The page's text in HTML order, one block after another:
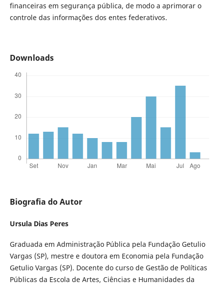
financeiras em segurança pública, de modo a aprimorar o
controle das informações dos entes federativos.
Downloads
Biografia do Autor
Ursula Dias Peres
Graduada em Administração Pública pela Fundação Getulio
Vargas (SP), mestre e doutora em Economia pela Fundação
Getulio Vargas (SP). Docente do curso de Gestão de Políticas
Públicas da Escola de Artes, Ciências e Humanidades da